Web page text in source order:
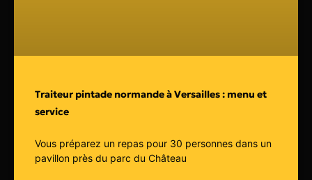
Traiteur pintade normande à Versailles : menu et
service
Vous préparez un repas pour 30 personnes dans un
pavillon près du parc du Château